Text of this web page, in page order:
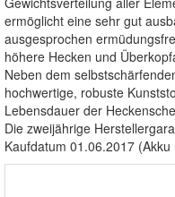
ermöglicht eine sehr gut
ausgesprochen
höhere Hecken und
Neben dem
hochwertige, robuste
Lebensdauer der
Die zweijährige
Kaufdatum 01.06.2017